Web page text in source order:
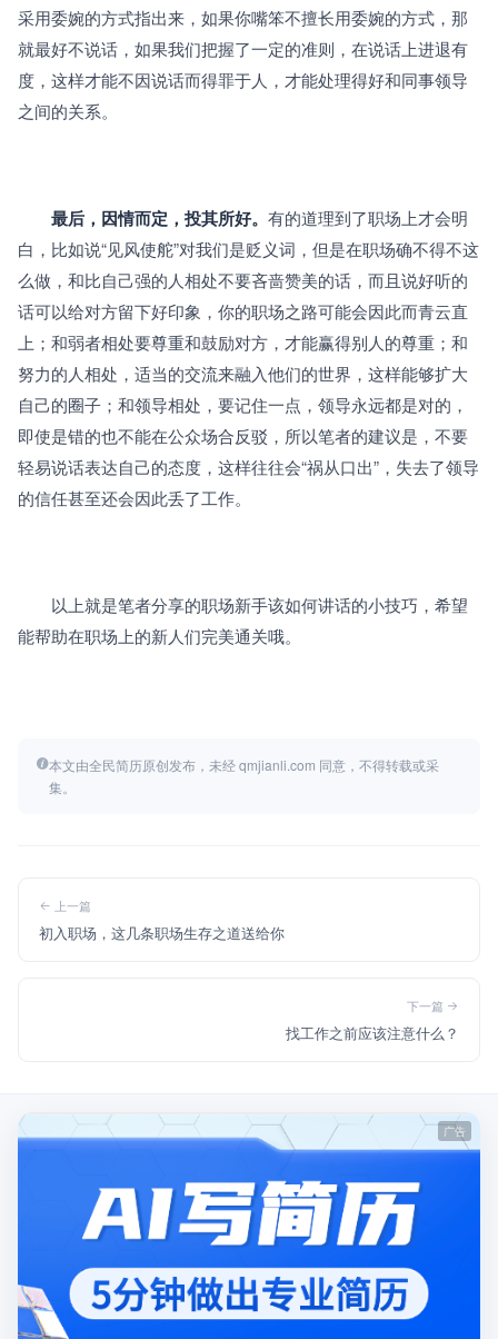
采用委婉的方式指出来，如果你嘴笨不擅长用委婉的方式，那
就最好不说话，如果我们把握了一定的准则，在说话上进退有
度，这样才能不因说话而得罪于人，才能处理得好和同事领导
之间的关系。
最后，因情而定，投其所好。 有的道理到了职场上才会明
白，比如说“见风使舵”对我们是贬义词，但是在职场确不得不这
么做，和比自己强的人相处不要吝啬赞美的话，而且说好听的
话可以给对方留下好印象，你的职场之路可能会因此而青云直
上；和弱者相处要尊重和鼓励对方，才能赢得别人的尊重；和
努力的人相处，适当的交流来融入他们的世界，这样能够扩大
自己的圈子；和领导相处，要记住一点，领导永远都是对的，
即使是错的也不能在公众场合反驳，所以笔者的建议是，不要
轻易说话表达自己的态度，这样往往会“祸从口出”，失去了领导
的信任甚至还会因此丢了工作。
以上就是笔者分享的职场新手该如何讲话的小技巧，希望
能帮助在职场上的新人们完美通关哦。
本文由全民简历原创发布，未经 qmjianli.com 同意，不得转载或采
集。
上一篇
初入职场，这几条职场生存之道送给你
下一篇
找工作之前应该注意什么？